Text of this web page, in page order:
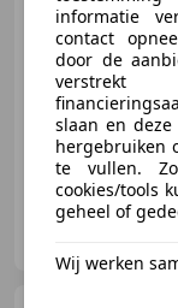
03/2011
Autobedrijf Weldam
informatie
contact
door de
slaan en
hergebruiken
te vullen.
cookies/tools
geheel of
Wij werken